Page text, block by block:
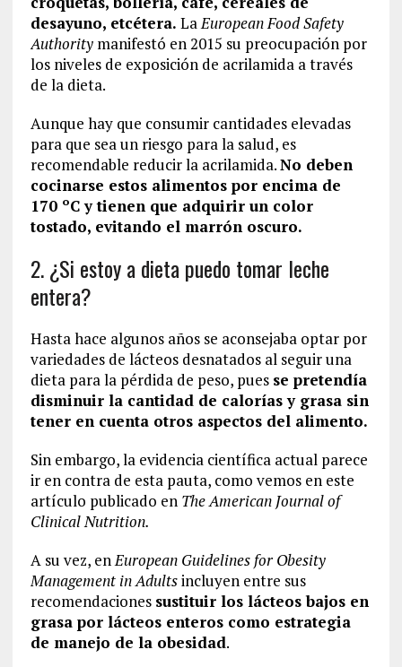
desayuno, etcétera. LaEuropean Food Safety
Authoritymanifestó en 2015 su preocupación por
los niveles de exposición de acrilamida a través
de la dieta.
Aunque hay que consumir cantidades elevadas
para que sea un riesgo para la salud, es
recomendable reducir la acrilamida.No deben
cocinarse estos alimentos por encima de
170 ºC y tienen que adquirir un color
tostado, evitando el marrón oscuro.
2. ¿Si estoy a dieta puedo tomar leche
entera?
Hasta hace algunos años se aconsejaba optar por
variedades de lácteos desnatados al seguir una
dieta para la pérdida de peso, pues se pretendía
disminuir la cantidad de calorías y grasa sin
tener en cuenta otros aspectos del alimento.
Sin embargo, la evidencia científica actual parece
ir en contra de esta pauta, como vemos en este
artículo publicado en The American Journal of
Clinical Nutrition.
A su vez, enEuropean Guidelines for Obesity
Management in Adultsincluyen entre sus
recomendaciones sustituir los lácteos bajos en
grasa por lácteos enteros como estrategia
de manejo de la obesidad.